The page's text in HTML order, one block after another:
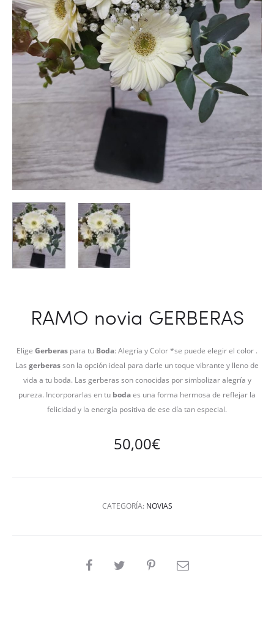
RAMO novia GERBERAS
Elige Gerberas para tu Boda: Alegría y Color *se puede elegir el color .
Las gerberasson la opción ideal para darle un toque vibrante y lleno de
vida a tu boda. Las gerberas son conocidas por simbolizar alegría y
pureza. Incorporarlas en tu bodaes una forma hermosa de reflejar la
felicidad y la energía positiva de ese día tan especial.
50,00€
CATEGORÍA: NOVIAS
SHARE